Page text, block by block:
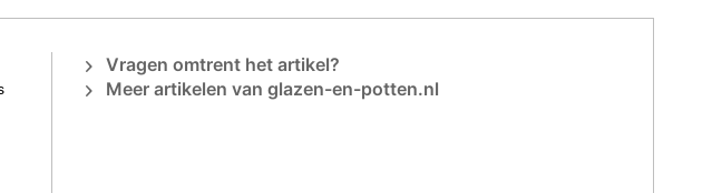
Vragen omtrent het artikel?
Meer artikelen van glazen-en-potten.nl